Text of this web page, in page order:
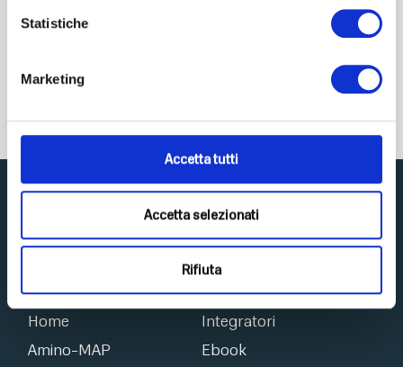
Statistiche
Marketing
Accetta tutti
Accetta selezionati
Rifiuta
Medicina funzionale, nutrizione, pillole di psicologia e att...
Home
Integratori
Amino-MAP
Ebook